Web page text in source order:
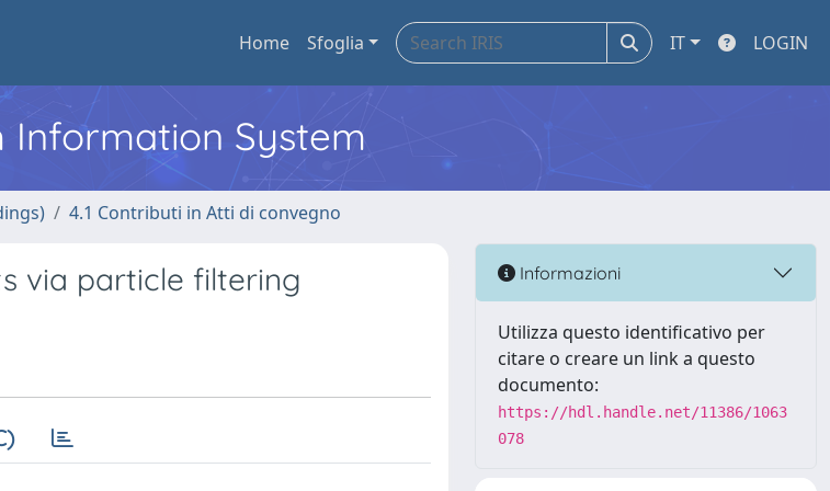
Home Sfoglia IT LOGIN
Information System
4.1 Contributi in Atti di convegno
via particle filtering Informazioni
Utilizza questo identificativo per
citare o creare un link a questo
documento:
https://hdl.handle.net/11386/1063
078